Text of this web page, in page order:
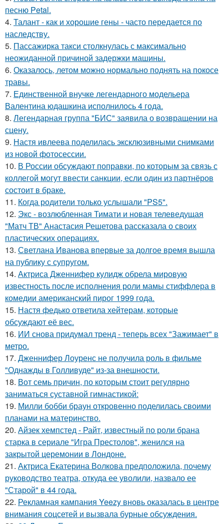
песню Petal.
4. Талант - как и хорошие гены - часто передается по
наследству.
5. Пассажирка такси столкнулась с максимально
неожиданной причиной задержки машины.
6. Оказалось, летом можно нормально поднять на покосе
травы.
7. Единственной внучке легендарного модельера
Валентина юдашкина исполнилось 4 года.
8. Легендарная группа "БИС" заявила о возвращении на
сцену.
9. Настя ивлеева поделилась эксклюзивными снимками
из новой фотосессии.
10. В России обсуждают поправки, по которым за связь с
коллегой могут ввести санкции, если один из партнёров
состоит в браке.
11. Когда родители только услышали "PS5".
12. Экс - возлюбленная Тимати и новая телеведущая
"Матч ТВ" Анастасия Решетова рассказала о своих
пластических операциях.
13. Светлана Иванова впервые за долгое время вышла
на публику с супругом.
14. Актриса Дженнифер кулидж обрела мировую
известность после исполнения роли мамы стиффлера в
комедии американский пирог 1999 года.
15. Настя федько ответила хейтерам, которые
обсуждают её вес.
16. ИИ снова придумал тренд - теперь всех "Зажимает" в
метро.
17. Дженнифер Лоуренс не получила роль в фильме
"Однажды в Голливуде" из-за внешности.
18. Вот семь причин, по которым стоит регулярно
заниматься суставной гимнастикой:
19. Милли бобби браун откровенно поделилась своими
планами на материнство.
20. Айзек хемпстед - Райт, известный по роли брана
старка в сериале "Игра Престолов", женился на
закрытой церемонии в Лондоне.
21. Актриса Екатерина Волкова предположила, почему
руководство театра, откуда ее уволили, назвало ее
"Старой" в 44 года.
22. Рекламная кампания Yeezy вновь оказалась в центре
внимания соцсетей и вызвала бурные обсуждения.